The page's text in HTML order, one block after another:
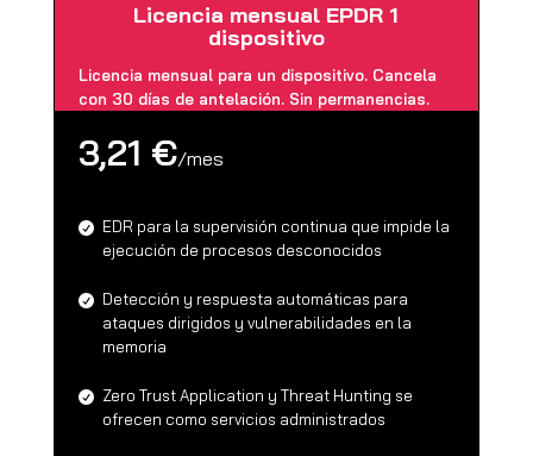
Licencia mensual EPDR 1
dispositivo
Licencia mensual para un dispositivo. Cancela
con 30 días de antelación. Sin permanencias.
3,21 €/mes
EDR para la supervisión continua que impide la
ejecución de procesos desconocidos
Detección y respuesta automáticas para
ataques dirigidos y vulnerabilidades en la
memoria
Zero Trust Application y Threat Hunting se
ofrecen como servicios administrados